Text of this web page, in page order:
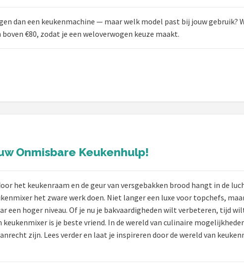
dan een keukenmachine — maar welk model past bij jouw gebruik?
€80, zodat je een weloverwogen keuze maakt.
Onmisbare Keukenhulp!
het keukenraam en de geur van versgebakken brood hangt in de
het zware werk doen. Niet langer een luxe voor topchefs,
een hoger niveau. Of je nu je bakvaardigheden wilt verbeteren, tijd
is je beste vriend. In de wereld van culinaire
zijn. Lees verder en laat je inspireren door de wereld van